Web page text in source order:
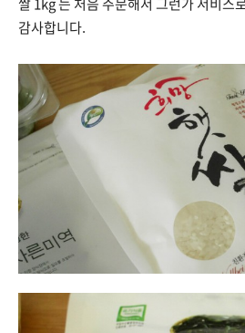
쌀 1kg 는 처음 주문해서 그런가 서비스
감사합니다.